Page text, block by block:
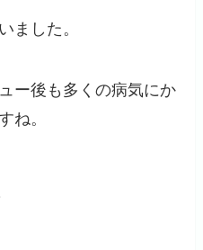
ました。
ー後も多くの病気にか
ね。